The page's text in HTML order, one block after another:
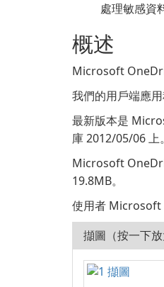
處理敏感資
概述
Microsoft
我們的用戶端應
最新版本是
庫 2012/05/06 上。
Microsoft
19.8MB。
使用者 Microsoft
擷圖（按一下放